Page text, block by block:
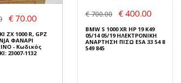
€ 70.00
ZX 1000 R, GPZ
ΦΑΝΑΡΙ
- Κωδικός
23007-1132
€ 700.00 € 400.00
BMW S 1000 XR HP 19 K49
05/14 05/19 ΗΛΕΚΤΡΟΝΙΚΗ
ΑΝΑΡΤΗΣΗ ΠΙΣΩ ESA 33 54 8
549 845